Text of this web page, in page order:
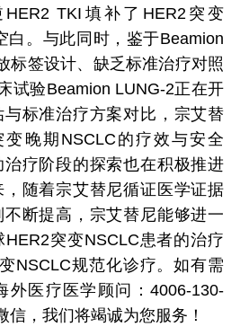
TKI填补了HER2突变
白。与此同时，鉴于Beamion
标签设计、缺乏标准治疗对照
试验Beamion LUNG-2正在开
标准治疗方案对比，宗艾替
变晚期NSCLC的疗效与安全
疗阶段的探索也在积极推进
随着宗艾替尼循证医学证据
断提高，宗艾替尼能够进一
突变NSCLC患者的治疗
NSCLC规范化诊疗。如有需
外医疗医学顾问：4006-130-
信，我们将竭诚为您服务！